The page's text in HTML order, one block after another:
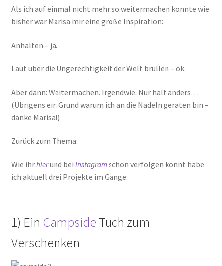
Als ich auf einmal nicht mehr so weitermachen konnte wie
bisher war Marisa mir eine große Inspiration:
Anhalten – ja.
Laut über die Ungerechtigkeit der Welt brüllen – ok.
Aber dann: Weitermachen. Irgendwie. Nur halt anders…
(Übrigens ein Grund warum ich an die Nadeln geraten bin –
danke Marisa!)
Zurück zum Thema:
Wie ihrhierund bei Instagramschon verfolgen könnt habe
ich aktuell drei Projekte im Gange:
1) Ein Campside Tuch zum
Verschenken